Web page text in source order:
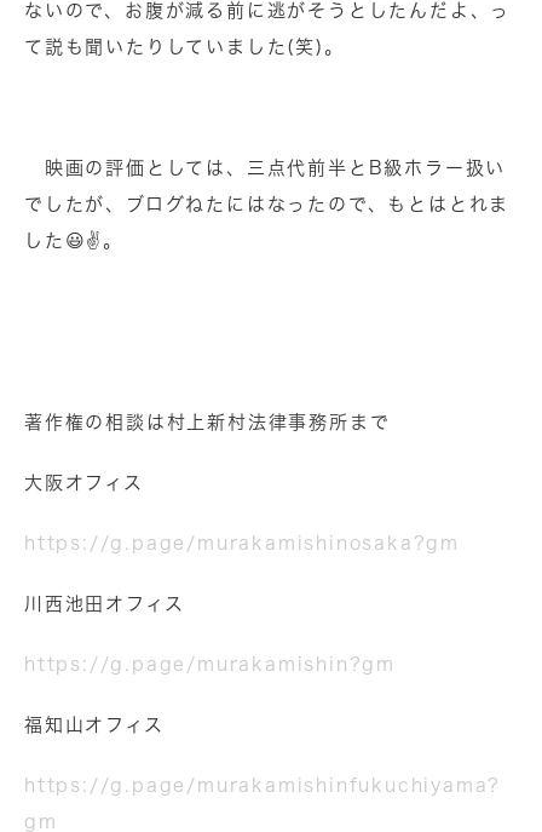
ないので、お腹が減る前に逃がそうとしたんだよ、っ
て説も聞いたりしていました(笑)。
映画の評価としては、三点代前半とB級ホラー扱い
でしたが、ブログねたにはなったので、もとはとれま
した😃✌️。
著作権の相談は村上新村法律事務所まで
大阪オフィス
https://g.page/murakamishinosaka?gm
川西池田オフィス
https://g.page/murakamishin?gm
福知山オフィス
https://g.page/murakamishinfukuchiyama?
gm